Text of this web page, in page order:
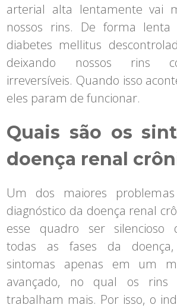
arterial alta lentamente vai
nossos rins. De forma lenta
diabetes mellitus
deixando nossos rins
irreversíveis. Quando isso
eles param de funcionar.
Quais são os
doença renal
Um dos maiores
diagnóstico da doença renal
esse quadro ser silencioso
todas as fases da doença,
sintomas apenas em um
avançado, no qual os rins
trabalham mais. Por isso, o